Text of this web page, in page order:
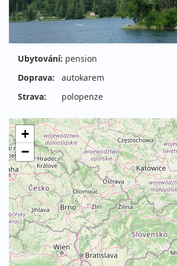
Ubytování: pension
Doprava:
autokarem
Strava:
polopenze
+
−